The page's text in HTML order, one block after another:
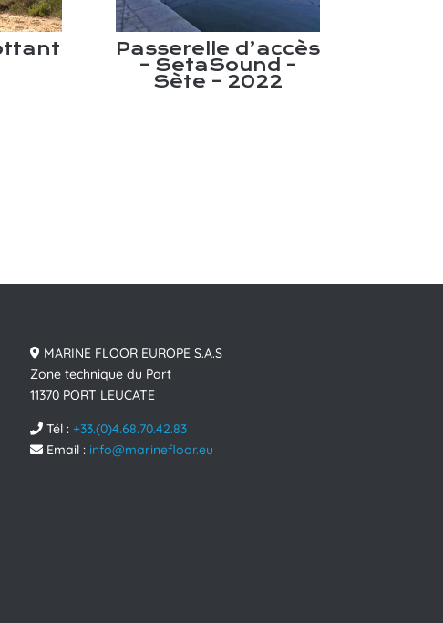
Passerelle d’accès
– SetaSound –
Sète – 2022
MARINE FLOOR EUROPE S.A.S
Zone technique du Port
11370 PORT LEUCATE
Tél : +33.(0)4.68.70.42.83
Email : info@marinefloor.eu